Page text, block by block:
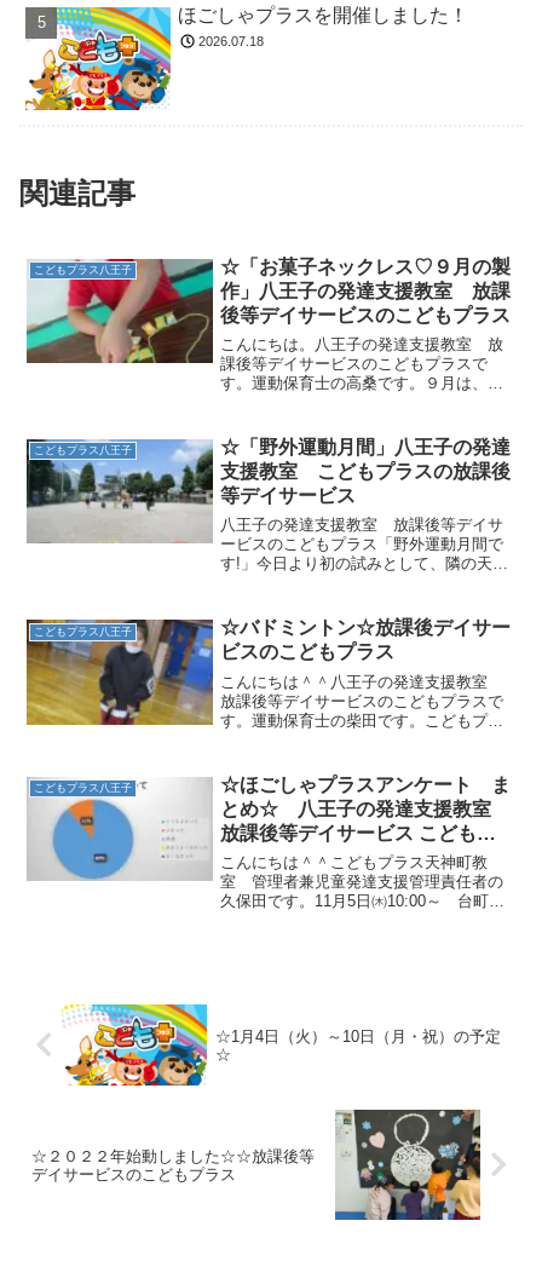
ほごしゃプラスを開催しました！
2026.07.18
関連記事
こどもプラス八王子
☆「お菓子ネックレス♡９月の製
作」八王子の発達支援教室 放課
後等デイサービスのこどもプラス
こんにちは。八王子の発達支援教室 放
課後等デイサービスのこどもプラスで
す。運動保育士の高桑です。９月は、あ
この位置につけるのか、場所を決めてい
ますね＾＾セロハンテープの...
こどもプラス八王子
☆「野外運動月間」八王子の発達
支援教室 こどもプラスの放課後
等デイサービス
八王子の発達支援教室 放課後等デイサ
ービスのこどもプラス「野外運動月間で
す!」今日より初の試みとして、隣の天神
日、行っちゃうかー？」みたいなノリで
出発です！！ボール遊び...
こどもプラス八王子
☆バドミントン☆放課後デイサー
ビスのこどもプラス
こんにちは＾＾八王子の発達支援教室
放課後等デイサービスのこどもプラスで
す。運動保育士の柴田です。こどもプラ
京都が主催するボッチャの体験を行う予
定でした。しかし、コロ...
こどもプラス八王子
☆ほごしゃプラスアンケート ま
とめ☆ 八王子の発達支援教室
放課後等デイサービス こどもプ
ラス
こんにちは＾＾こどもプラス天神町教
室 管理者兼児童発達支援管理責任者の
久保田です。11月5日㈭10:00～ 台町市
☆1月4日（火）～10日（月・祝）の予定
☆
☆２０２２年始動しました☆☆放課後等
デイサービスのこどもプラス